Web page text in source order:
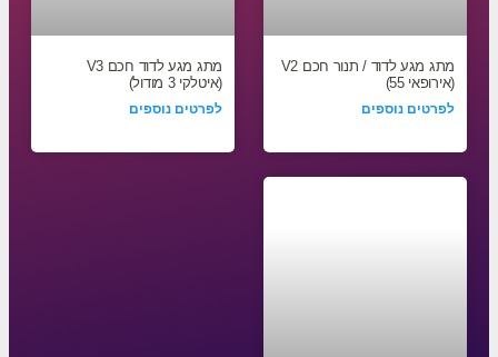
מתג מגע לדוד / תנור חכם V2
(אירופאי 55)
לפרטים נוספים
מתג מגע לדוד חכם V3
(איטלקי 3 מודול)
לפרטים נוספים